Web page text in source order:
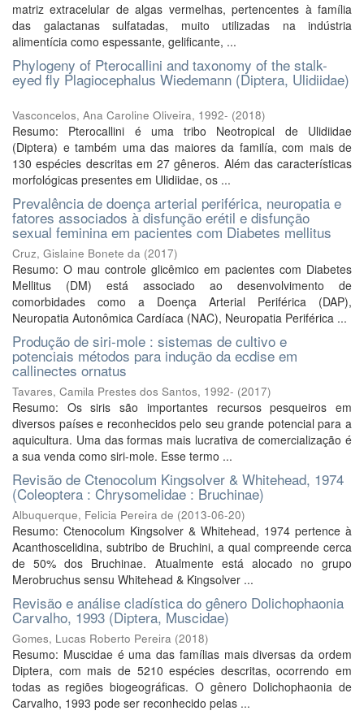
matriz extracelular de algas vermelhas, pertencentes à família
das galactanas sulfatadas, muito utilizadas na indústria
alimentícia como espessante, gelificante, ...
Phylogeny of Pterocallini and taxonomy of the stalk-
eyed fly Plagiocephalus Wiedemann (Diptera, Ulidiidae)
Vasconcelos, Ana Caroline Oliveira, 1992- (2018)
Resumo: Pterocallini é uma tribo Neotropical de Ulidiidae
(Diptera) e também uma das maiores da familía, com mais de
130 espécies descritas em 27 gêneros. Além das características
morfológicas presentes em Ulidiidae, os ...
Prevalência de doença arterial periférica, neuropatia e
fatores associados à disfunção erétil e disfunção
sexual feminina em pacientes com Diabetes mellitus
Cruz, Gislaine Bonete da (2017)
Resumo: O mau controle glicêmico em pacientes com Diabetes
Mellitus (DM) está associado ao desenvolvimento de
comorbidades como a Doença Arterial Periférica (DAP),
Neuropatia Autonômica Cardíaca (NAC), Neuropatia Periférica ...
Produção de siri-mole : sistemas de cultivo e
potenciais métodos para indução da ecdise em
callinectes ornatus
Tavares, Camila Prestes dos Santos, 1992- (2017)
Resumo: Os siris são importantes recursos pesqueiros em
diversos países e reconhecidos pelo seu grande potencial para a
aquicultura. Uma das formas mais lucrativa de comercialização é
a sua venda como siri-mole. Esse termo ...
Revisão de Ctenocolum Kingsolver & Whitehead, 1974
(Coleoptera : Chrysomelidae : Bruchinae)
Albuquerque, Felicia Pereira de (2013-06-20)
Resumo: Ctenocolum Kingsolver & Whitehead, 1974 pertence à
Acanthoscelidina, subtribo de Bruchini, a qual compreende cerca
de 50% dos Bruchinae. Atualmente está alocado no grupo
Merobruchus sensu Whitehead & Kingsolver ...
Revisão e análise cladística do gênero Dolichophaonia
Carvalho, 1993 (Diptera, Muscidae)
Gomes, Lucas Roberto Pereira (2018)
Resumo: Muscidae é uma das famílias mais diversas da ordem
Diptera, com mais de 5210 espécies descritas, ocorrendo em
todas as regiões biogeográficas. O gênero Dolichophaonia de
Carvalho, 1993 pode ser reconhecido pelas ...